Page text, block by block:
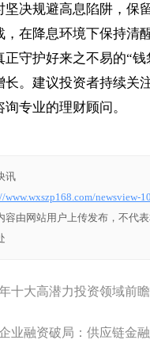
坚决规避高息陷阱，保
，在降息环境下保持清
正守护好来之不易的“钱
长。建议投资者持续关
专业的理财顾问。
讯
www.wxszp168.com/newsview-
容由网站用户上传发布，不代
十大高潜力投资领域前
业融资破局：供应链金